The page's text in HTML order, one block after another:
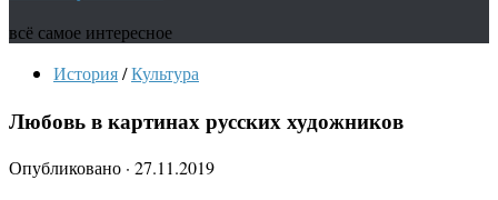
всё самое интересное
История/Культура
Любовь в картинах русских художников
Опубликовано · 27.11.2019